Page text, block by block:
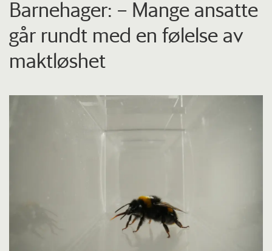
Barnehager: – Mange ansatte
går rundt med en følelse av
maktløshet